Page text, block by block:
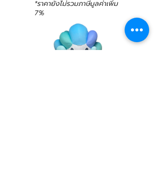
*ราคายังไม่รวมภาษีมูลค่าเพิ่ม
7%